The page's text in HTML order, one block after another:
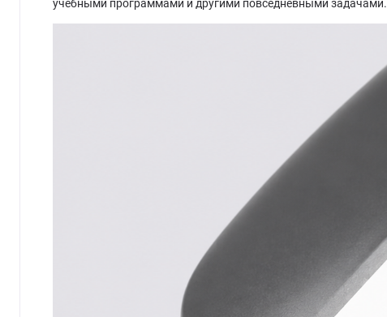
учебными программами и другими повседневными задачами.